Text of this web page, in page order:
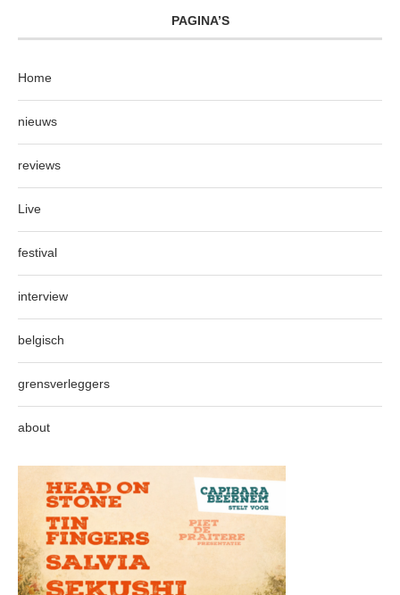
PAGINA’S
Home
nieuws
reviews
Live
festival
interview
belgisch
grensverleggers
about